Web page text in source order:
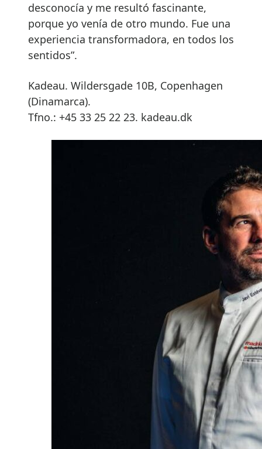
desconocía y me resultó fascinante,
porque yo venía de otro mundo. Fue una
experiencia transformadora, en todos los
sentidos”.
Kadeau. Wildersgade 10B, Copenhagen
(Dinamarca).
Tfno.: +45 33 25 22 23. kadeau.dk